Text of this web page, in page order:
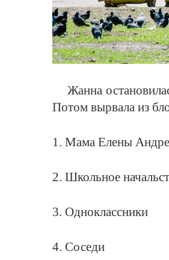
Жанна
Потом вырвала из
1. Мама Елены
2. Школьное
3. Одноклассники
4. Соседи